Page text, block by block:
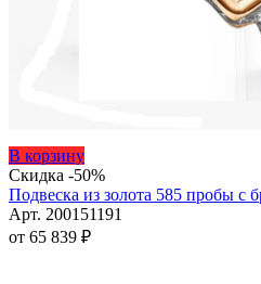
В корзинуЭтот
товар
имеет
несколько
вариаций.
Скидка -50%
Подвеска из золота 585 пробы с
Арт. 200151191
от 65 839 ₽